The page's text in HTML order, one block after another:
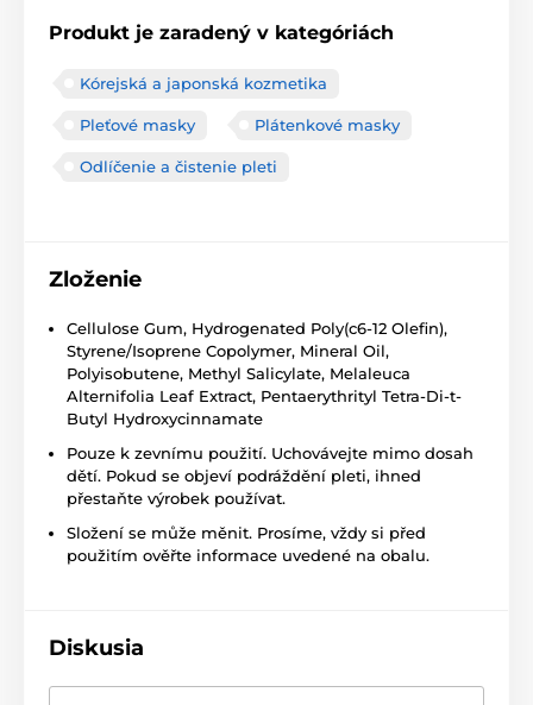
Produkt je zaradený v kategóriách
Kórejská a japonská kozmetika
Pleťové masky Plátenkové masky
Odlíčenie a čistenie pleti
Zloženie
Cellulose Gum, Hydrogenated Poly(c6-12 Olefin),
Styrene/Isoprene Copolymer, Mineral Oil,
Polyisobutene, Methyl Salicylate, Melaleuca
Alternifolia Leaf Extract, Pentaerythrityl Tetra-Di-t-
Butyl Hydroxycinnamate
Pouze k zevnímu použití. Uchovávejte mimo dosah
dětí. Pokud se objeví podráždění pleti, ihned
přestaňte výrobek používat.
Složení se může měnit. Prosíme, vždy si před
použitím ověřte informace uvedené na obalu.
Diskusia